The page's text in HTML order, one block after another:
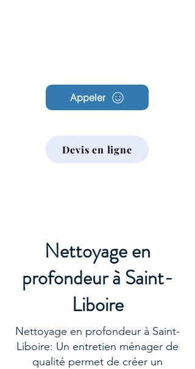
Appeler
Devis en ligne
Nettoyage en
profondeur à Saint-
Liboire
Nettoyage en profondeur à Saint-
Liboire: Un entretien ménager de
qualité permet de créer un